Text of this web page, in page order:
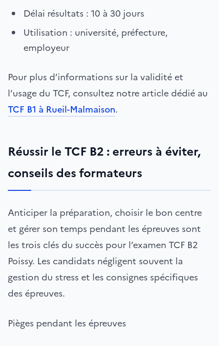
Délai résultats : 10 à 30 jours
Utilisation : université, préfecture,
employeur
Pour plus d’informations sur la validité et
l’usage du TCF, consultez notre article dédié au
TCF B1 à Rueil-Malmaison.
Réussir le TCF B2 : erreurs à éviter,
conseils des formateurs
Anticiper la préparation, choisir le bon centre
et gérer son temps pendant les épreuves sont
les trois clés du succès pour l’examen TCF B2
Poissy. Les candidats négligent souvent la
gestion du stress et les consignes spécifiques
des épreuves.
Pièges pendant les épreuves